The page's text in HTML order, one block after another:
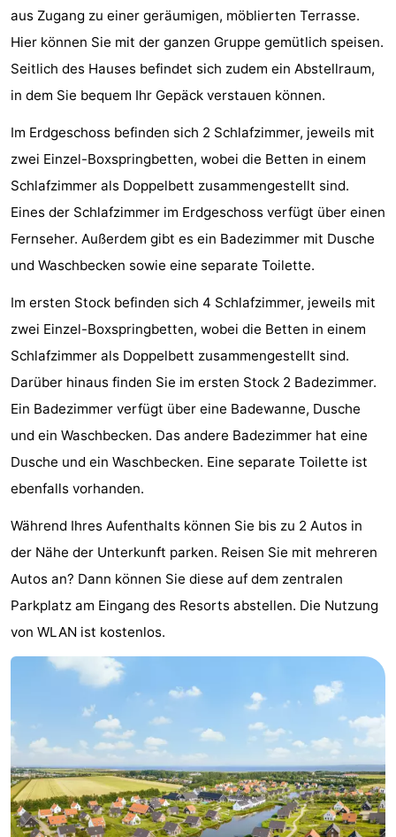
Strand
Sehen
&
tun
-
Museen
-
Denkmäler
-
Mühlen
-
Aussichtspunkte
Attraktionen
Rundfahrten
-
Indoor-
-
Minigolfplätze
Wellness-
Zentren
Dörfer
Städte
Sport
Schwimmbader
Radfahren
-
Wandern
-
Reiten
-
aus Zugang zu einer geräumigen, möblierten Terrasse.
Hier können Sie mit der ganzen Gruppe gemütlich speisen.
Seitlich des Hauses befindet sich zudem ein Abstellraum,
in dem Sie bequem Ihr Gepäck verstauen können.
Im Erdgeschoss befinden sich 2 Schlafzimmer, jeweils mit
zwei Einzel-Boxspringbetten, wobei die Betten in einem
Schlafzimmer als Doppelbett zusammengestellt sind.
Eines der Schlafzimmer im Erdgeschoss verfügt über einen
Fernseher. Außerdem gibt es ein Badezimmer mit Dusche
und Waschbecken sowie eine separate Toilette.
Im ersten Stock befinden sich 4 Schlafzimmer, jeweils mit
zwei Einzel-Boxspringbetten, wobei die Betten in einem
Schlafzimmer als Doppelbett zusammengestellt sind.
Darüber hinaus finden Sie im ersten Stock 2 Badezimmer.
Ein Badezimmer verfügt über eine Badewanne, Dusche
und ein Waschbecken. Das andere Badezimmer hat eine
Dusche und ein Waschbecken. Eine separate Toilette ist
ebenfalls vorhanden.
Während Ihres Aufenthalts können Sie bis zu 2 Autos in
der Nähe der Unterkunft parken. Reisen Sie mit mehreren
Autos an? Dann können Sie diese auf dem zentralen
Parkplatz am Eingang des Resorts abstellen. Die Nutzung
von WLAN ist kostenlos.